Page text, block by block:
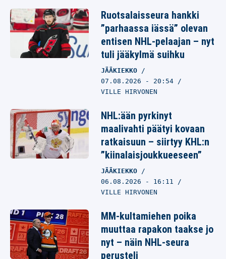
Ruotsalaisseura hankki
”parhaassa iässä” olevan
entisen NHL-pelaajan – nyt
tuli jääkylmä suihku
JÄÄKIEKKO
07.08.2026 - 20:54
VILLE HIRVONEN
NHL:ään pyrkinyt
maalivahti päätyi kovaan
ratkaisuun – siirtyy KHL:n
”kiinalaisjoukkueeseen”
JÄÄKIEKKO
06.08.2026 - 16:11
VILLE HIRVONEN
MM-kultamiehen poika
muuttaa rapakon taakse jo
nyt – näin NHL-seura
perusteli